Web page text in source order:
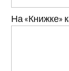
На «Книжке»